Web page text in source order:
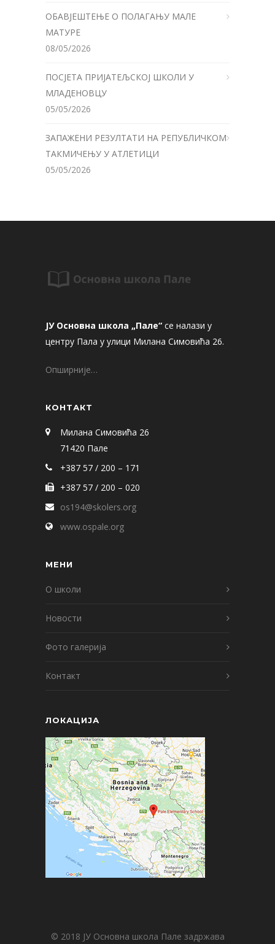
ОБАВЈЕШТЕЊЕ О ПОЛАГАЊУ МАЛЕ
МАТУРЕ
08/05/2026
ПОСЈЕТА ПРИЈАТЕЉСКОЈ ШКОЛИ У
МЛАДЕНОВЦУ
05/05/2026
ЗАПАЖЕНИ РЕЗУЛТАТИ НА РЕПУБЛИЧКОМ
ТАКМИЧЕЊУ У АТЛЕТИЦИ
05/05/2026
ЈУ Основна школа „Пале“ се налази у
центру Пала у улици Милана Симовића 26.
Опширније…
КОНТАКТ
Милана Симовића 26
71420 Пале
+387 57 / 200 – 171
+387 57 / 200 – 020
os194@skolers.org
www.ospale.org
МЕНИ
О школи
Новости
Фото галерија
Контакт
ЛОКАЦИЈА
© 2018 ЈУ Основна школа Пале задржава